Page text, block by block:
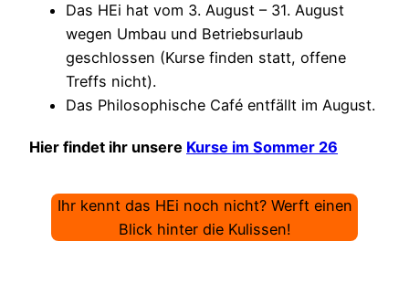
Das HEi hat vom 3. August – 31. August
wegen Umbau und Betriebsurlaub
geschlossen (Kurse finden statt, offene
Treffs nicht).
Das Philosophische Café entfällt im August.
Hier findet ihr unsere Kurse im Sommer 26
Ihr kennt das HEi noch nicht? Werft einen
Blick hinter die Kulissen!